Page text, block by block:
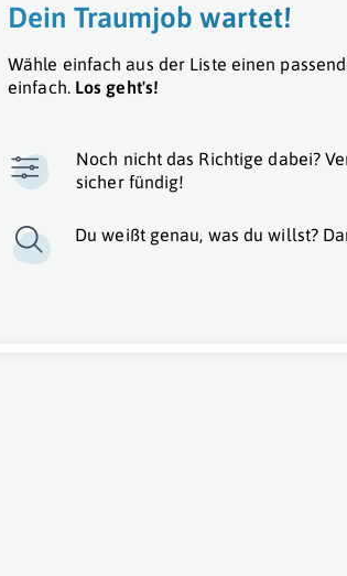
Dein Traumjob wartet!
Wähle einfach aus der Liste einen
einfach. Los geht's!
Noch nicht das Richtige dabei?
sicher fündig!
Du weißt genau, was du willst?